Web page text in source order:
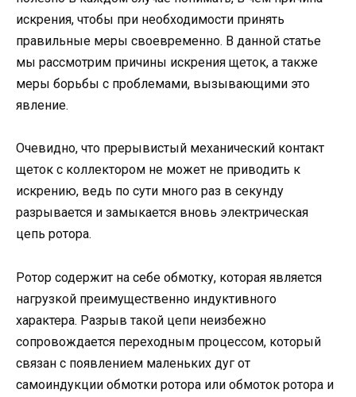
искрения, чтобы при необходимости принять
правильные меры своевременно. В данной статье
мы рассмотрим причины искрения щеток, а также
меры борьбы с проблемами, вызывающими это
явление.
Очевидно, что прерывистый механический контакт
щеток с коллектором не может не приводить к
искрению, ведь по сути много раз в секунду
разрывается и замыкается вновь электрическая
цепь ротора.
Ротор содержит на себе обмотку, которая является
нагрузкой преимущественно индуктивного
характера. Разрыв такой цепи неизбежно
сопровождается переходным процессом, который
связан с появлением маленьких дуг от
самоиндукции обмотки ротора или обмоток ротора и